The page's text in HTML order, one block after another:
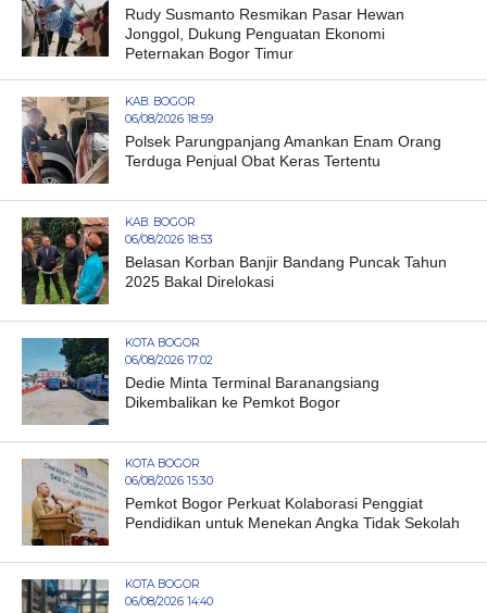
Rudy Susmanto Resmikan Pasar Hewan
Jonggol, Dukung Penguatan Ekonomi
Peternakan Bogor Timur
KAB. BOGOR
06/08/2026 18:59
Polsek Parungpanjang Amankan Enam Orang
Terduga Penjual Obat Keras Tertentu
KAB. BOGOR
06/08/2026 18:53
Belasan Korban Banjir Bandang Puncak Tahun
2025 Bakal Direlokasi
KOTA BOGOR
06/08/2026 17:02
Dedie Minta Terminal Baranangsiang
Dikembalikan ke Pemkot Bogor
KOTA BOGOR
06/08/2026 15:30
Pemkot Bogor Perkuat Kolaborasi Penggiat
Pendidikan untuk Menekan Angka Tidak Sekolah
KOTA BOGOR
06/08/2026 14:40